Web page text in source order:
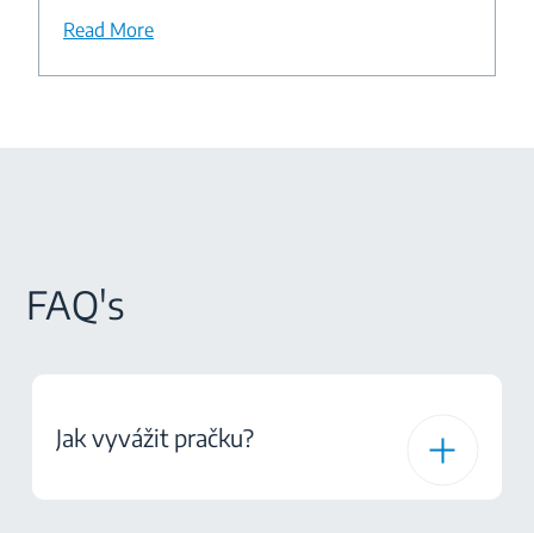
Read More
FAQ's
Jak vyvážit pračku?